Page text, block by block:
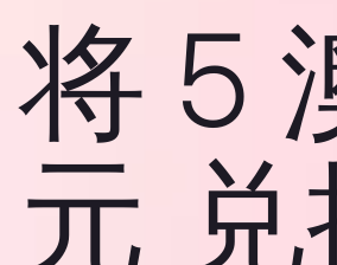
将 5
元